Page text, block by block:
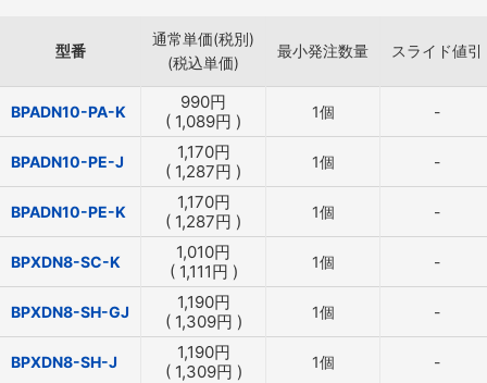
型番
通常単価(税別)
(税込単価)
最小発注数量 スライド値引
BPADN10-PA-K 990円
( 1,089円 ) 1個 -
BPADN10-PE-J 1,170円
( 1,287円 ) 1個 -
BPADN10-PE-K 1,170円
( 1,287円 ) 1個 -
BPXDN8-SC-K 1,010円
( 1,111円 ) 1個 -
BPXDN8-SH-GJ 1,190円
( 1,309円 ) 1個 -
BPXDN8-SH-J 1,190円
( 1,309円 ) 1個 -